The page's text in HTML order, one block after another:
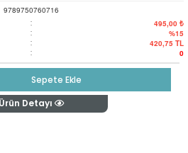
9789750760716
: 495,00 ₺
: %15
: 420,75 TL
: 0
Sepete Ekle
Ürün Detayı